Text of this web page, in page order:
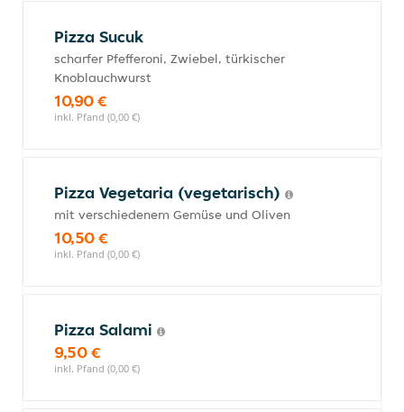
Pizza Sucuk
scharfer Pfefferoni, Zwiebel, türkischer
Knoblauchwurst
10,90 €
inkl. Pfand (0,00 €)
Pizza Vegetaria (vegetarisch)
mit verschiedenem Gemüse und Oliven
10,50 €
inkl. Pfand (0,00 €)
Pizza Salami
9,50 €
inkl. Pfand (0,00 €)